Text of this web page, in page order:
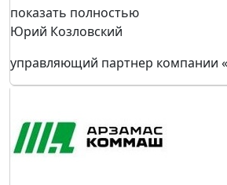
показать полностью
Юрий Козловский
управляющий партнер компании